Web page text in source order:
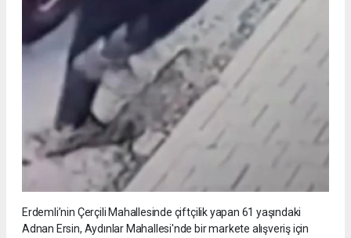
Erdemli’nin Çerçili Mahallesinde çiftçilik yapan 61 yaşındaki
Adnan Ersin, Aydınlar Mahallesi'nde bir markete alışveriş için